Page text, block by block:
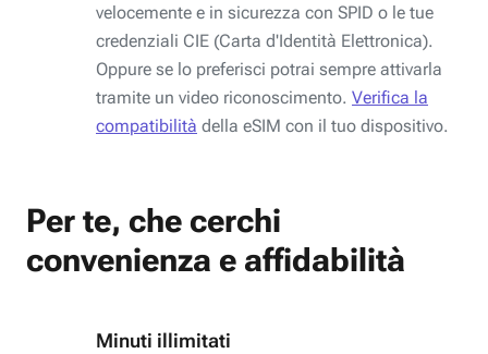
velocemente e in sicurezza con SPID o le tue
credenziali CIE (Carta d'Identità Elettronica).
Oppure se lo preferisci potrai sempre attivarla
tramite un video riconoscimento. Verifica la
compatibilità della eSIM con il tuo dispositivo.
Per te, che cerchi
convenienza e affidabilità
Minuti illimitati